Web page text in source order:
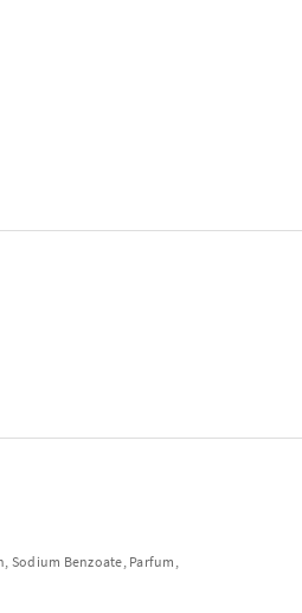
Benzoate, Parfum,